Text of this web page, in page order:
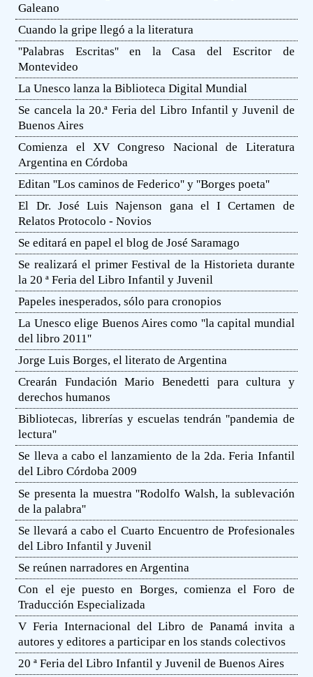
Galeano
Cuando la gripe llegó a la literatura
''Palabras Escritas'' en la Casa del Escritor de
Montevideo
La Unesco lanza la Biblioteca Digital Mundial
Se cancela la 20.ª Feria del Libro Infantil y Juvenil de
Buenos Aires
Comienza el XV Congreso Nacional de Literatura
Argentina en Córdoba
Editan ''Los caminos de Federico'' y ''Borges poeta''
El Dr. José Luis Najenson gana el I Certamen de
Relatos Protocolo - Novios
Se editará en papel el blog de José Saramago
Se realizará el primer Festival de la Historieta durante
la 20 ª Feria del Libro Infantil y Juvenil
Papeles inesperados, sólo para cronopios
La Unesco elige Buenos Aires como ''la capital mundial
del libro 2011''
Jorge Luis Borges, el literato de Argentina
Crearán Fundación Mario Benedetti para cultura y
derechos humanos
Bibliotecas, librerías y escuelas tendrán ''pandemia de
lectura''
Se lleva a cabo el lanzamiento de la 2da. Feria Infantil
del Libro Córdoba 2009
Se presenta la muestra ''Rodolfo Walsh, la sublevación
de la palabra''
Se llevará a cabo el Cuarto Encuentro de Profesionales
del Libro Infantil y Juvenil
Se reúnen narradores en Argentina
Con el eje puesto en Borges, comienza el Foro de
Traducción Especializada
V Feria Internacional del Libro de Panamá invita a
autores y editores a participar en los stands colectivos
20 ª Feria del Libro Infantil y Juvenil de Buenos Aires